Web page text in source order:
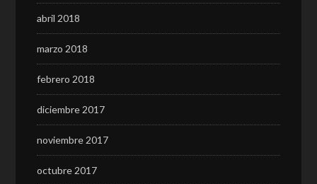
abril 2018
marzo 2018
febrero 2018
diciembre 2017
noviembre 2017
octubre 2017